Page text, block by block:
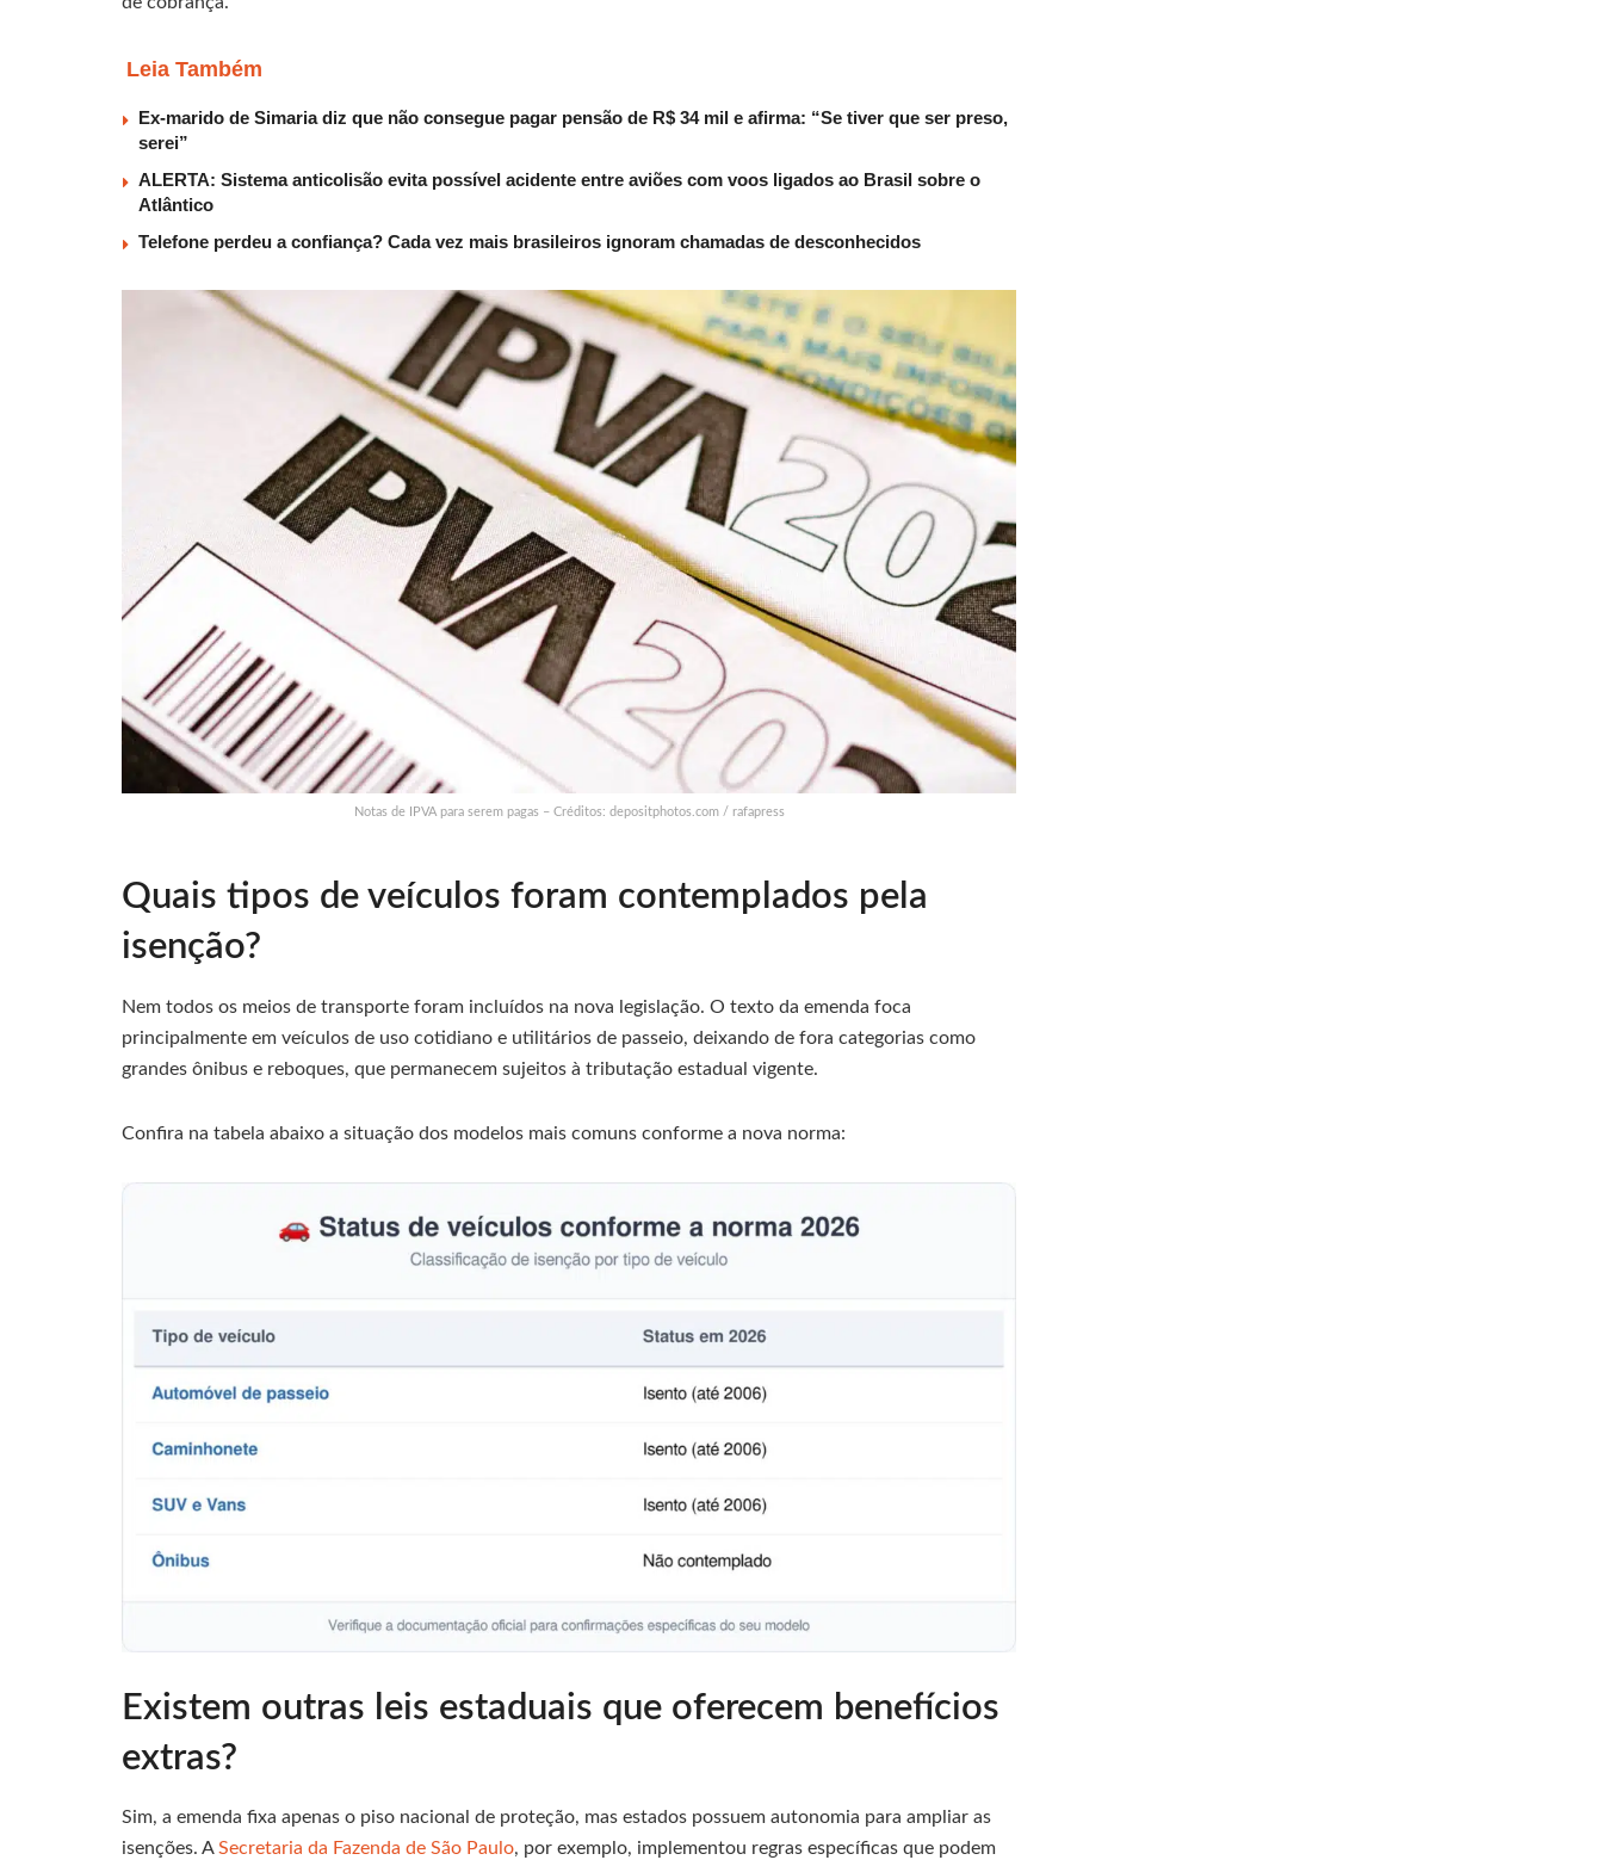
Leia Também
Ex-marido de Simaria diz que não consegue pagar pensão de R$ 34 mil e afirma: “Se tiver que ser preso,
serei”
ALERTA: Sistema anticolisão evita possível acidente entre aviões com voos ligados ao Brasil sobre o
Atlântico
Telefone perdeu a confiança? Cada vez mais brasileiros ignoram chamadas de desconhecidos
Notas de IPVA para serem pagas – Créditos: depositphotos.com / rafapress
Quais tipos de veículos foram contemplados pela
isenção?
Nem todos os meios de transporte foram incluídos na nova legislação. O texto da emenda foca
principalmente em veículos de uso cotidiano e utilitários de passeio, deixando de fora categorias como
grandes ônibus e reboques, que permanecem sujeitos à tributação estadual vigente.
Confira na tabela abaixo a situação dos modelos mais comuns conforme a nova norma:
Existem outras leis estaduais que oferecem benefícios
extras?
Sim, a emenda fixa apenas o piso nacional de proteção, mas estados possuem autonomia para ampliar as
isenções. ASecretaria da Fazenda de São Paulo, por exemplo, implementou regras específicas que podem